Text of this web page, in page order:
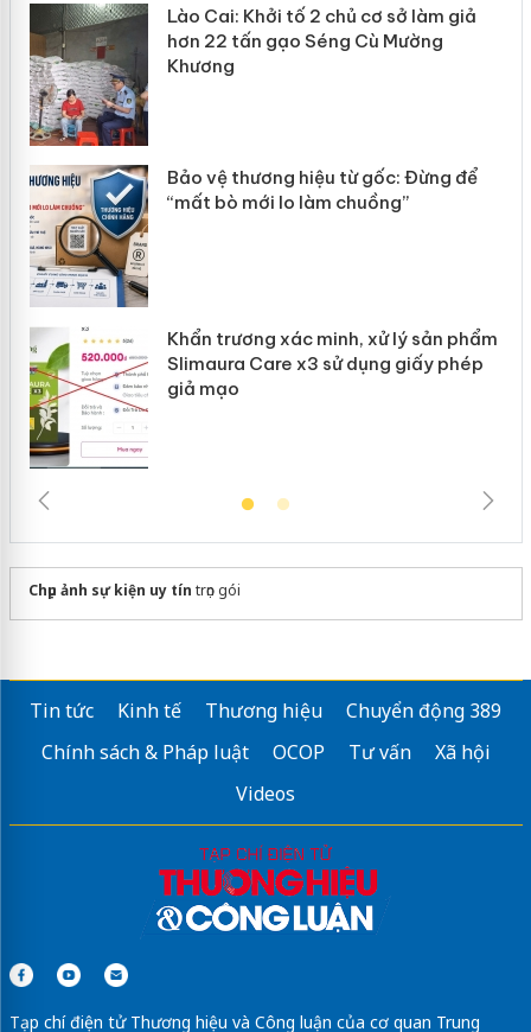
Lào Cai: Khởi tố 2 chủ cơ sở làm giả
hơn 22 tấn gạo Séng Cù Mường
Khương
Bảo vệ thương hiệu từ gốc: Đừng để
“mất bò mới lo làm chuồng”
Khẩn trương xác minh, xử lý sản phẩm
Slimaura Care x3 sử dụng giấy phép
giả mạo
Chụp ảnh sự kiện uy tín trọn gói
Tin tức Kinh tế Thương hiệu
Chuyển động 389
Chính sách & Pháp luật
OCOP Tư vấn
Xã hội
Videos
Tạp chí điện tử Thương hiệu và Công luận của cơ quan Trung